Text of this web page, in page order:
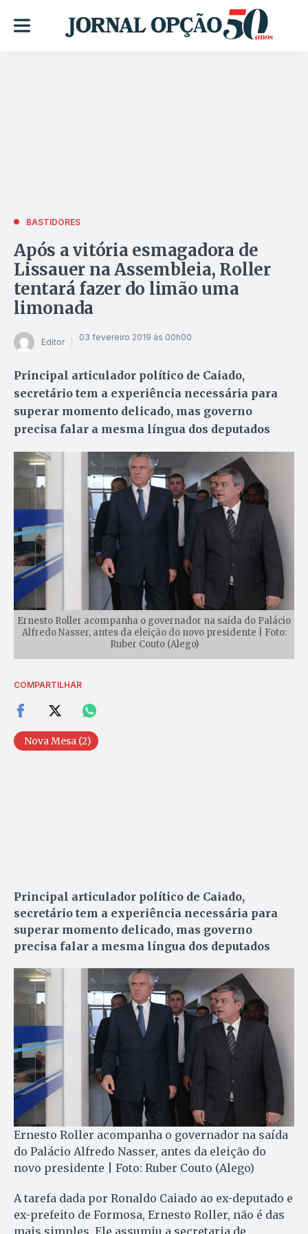
BASTIDORES
Após a vitória esmagadora de
Lissauer na Assembleia, Roller
tentará fazer do limão uma
limonada
Editor 03 fevereiro 2019 às 00h00
Principal articulador político de Caiado,
secretário tem a experiência necessária para
superar momento delicado, mas governo
precisa falar a mesma língua dos deputados
Ernesto Roller acompanha o governador na saída do Palácio
Alfredo Nasser, antes da eleição do novo presidente | Foto:
Ruber Couto (Alego)
COMPARTILHAR
Nova Mesa (2)
Principal articulador político de Caiado,
secretário tem a experiência necessária para
superar momento delicado, mas governo
precisa falar a mesma língua dos deputados
Ernesto Roller acompanha o governador na saída
do Palácio Alfredo Nasser, antes da eleição do
novo presidente | Foto: Ruber Couto (Alego)
A tarefa dada por Ronaldo Caiado ao ex-deputado e
ex-prefeito de Formosa, Ernesto Roller, não é das